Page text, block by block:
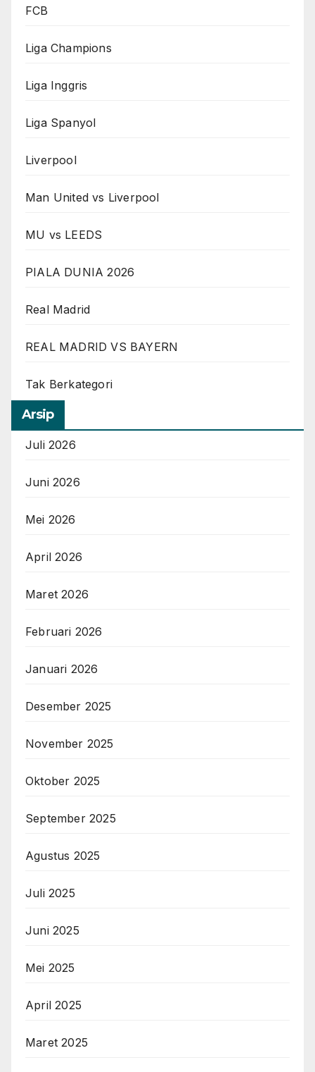
FCB
Liga Champions
Liga Inggris
Liga Spanyol
Liverpool
Man United vs Liverpool
MU vs LEEDS
PIALA DUNIA 2026
Real Madrid
REAL MADRID VS BAYERN
Tak Berkategori
Arsip
Juli 2026
Juni 2026
Mei 2026
April 2026
Maret 2026
Februari 2026
Januari 2026
Desember 2025
November 2025
Oktober 2025
September 2025
Agustus 2025
Juli 2025
Juni 2025
Mei 2025
April 2025
Maret 2025